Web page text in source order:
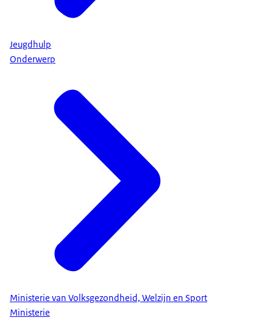
Jeugdhulp
Onderwerp
Ministerie van Volksgezondheid, Welzijn en Sport
Ministerie